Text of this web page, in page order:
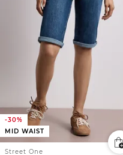
-30%
MID WAIST
Street One